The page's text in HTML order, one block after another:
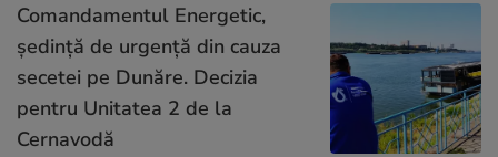
Comandamentul Energetic,
ședință de urgență din cauza
secetei pe Dunăre. Decizia
pentru Unitatea 2 de la
Cernavodă